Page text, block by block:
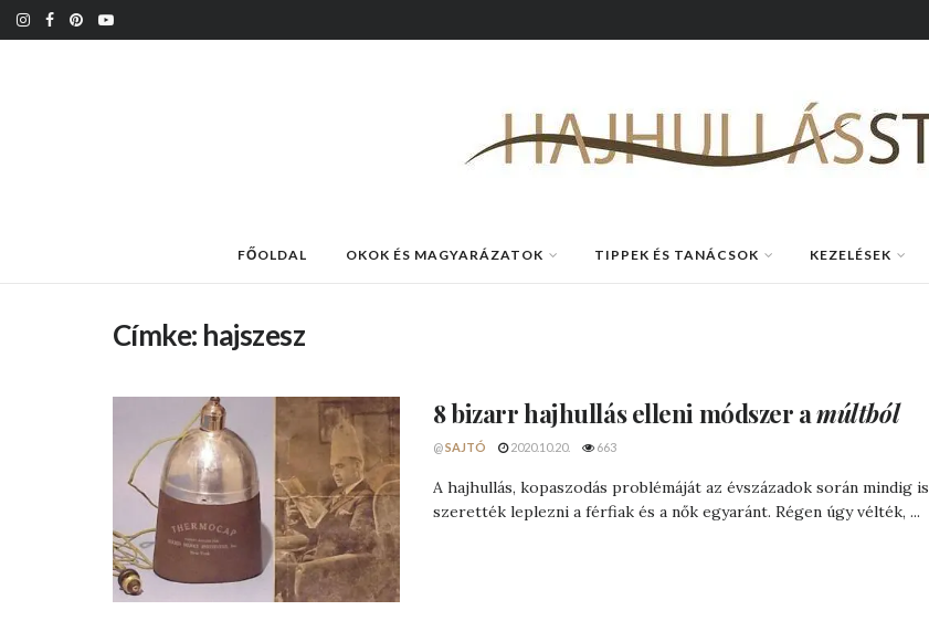
FŐOLDAL OKOK ÉS MAGYARÁZATOK TIPPEK ÉS TANÁCSOK KEZELÉSEK
Címke: hajszesz
8 bizarrhajhullás elleni módszer amúltból
@SAJTÓ 2020.10.20. 663
A hajhullás, kopaszodás problémáját az évszázadok során mindig is
szerették leplezni a férfiak és a nők egyaránt. Régen úgy vélték, ...